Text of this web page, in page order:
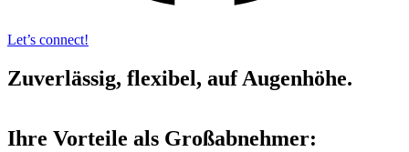
Let’s connect!
Zuverlässig, flexibel, auf Augenhöhe.
Ihre Vorteile als Großabnehmer: